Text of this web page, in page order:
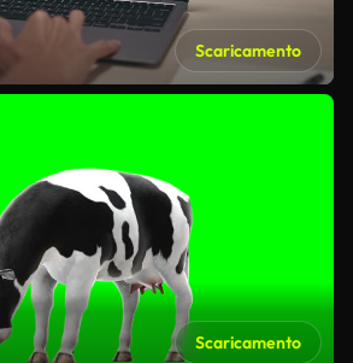
Scaricamento
Scaricamento